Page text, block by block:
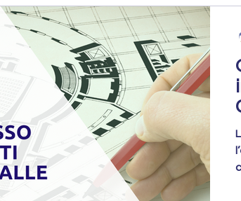
Affarefatto Pocket Rogito Concluso
/ PROPOSTA A Mercato
Immobiliare Vendere Casa
Errori da Evitare